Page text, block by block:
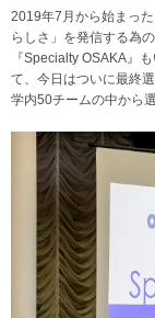
2019年7月から始まっ
らしさ」を発信する為
『Specialty OSAKA』
て、今日はついに最終選
学内50チームの中から